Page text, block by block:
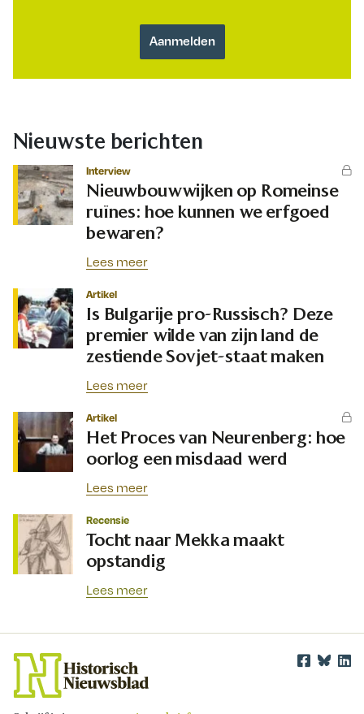
Nieuwste berichten
Interview
Nieuwbouwwijken op Romeinse
ruïnes: hoe kunnen we erfgoed
bewaren?
Lees meer
Artikel
Is Bulgarije pro-Russisch? Deze
premier wilde van zijn land de
zestiende Sovjet-staat maken
Lees meer
Artikel
Het Proces van Neurenberg: hoe
oorlog een misdaad werd
Lees meer
Recensie
Tocht naar Mekka maakt
opstandig
Lees meer